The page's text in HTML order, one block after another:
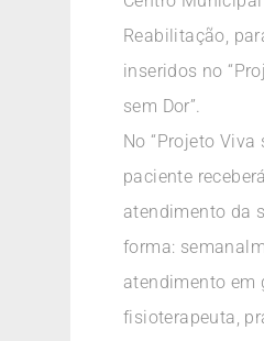
Reabilitação,
inseridos no
sem Dor”.
No “Projeto Viva
paciente receberá
atendimento da
forma:
atendimento em
fisioterapeuta,